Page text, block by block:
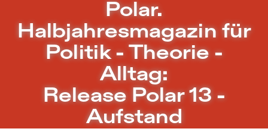
Zu Programm springen
Zu Aktuelles springen
Zu Seiten springen
Polar. Halbjahresmagazin für Politik - Theorie - Alltag:
Polar.
Halbjahresmagazin für
Politik - Theorie -
Alltag:
Release Polar 13 -
Aufstand